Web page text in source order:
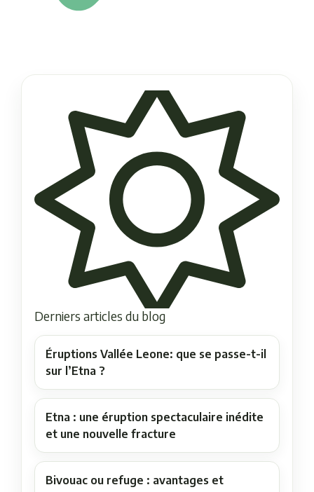
Derniers articles du blog
Éruptions Vallée Leone: que se passe-t-il
sur l’Etna ?
Etna : une éruption spectaculaire inédite
et une nouvelle fracture
Bivouac ou refuge : avantages et